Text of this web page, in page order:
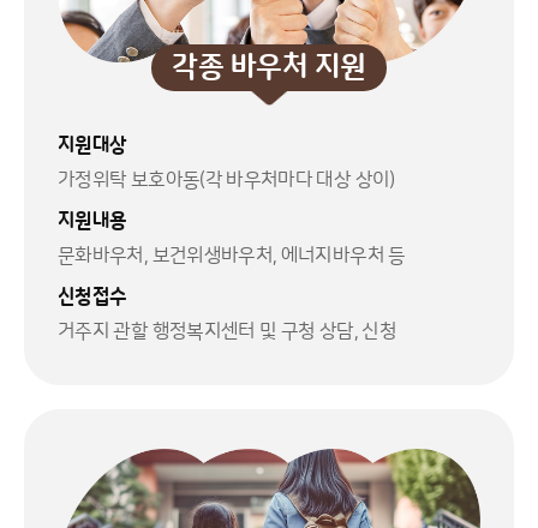
각종 바우처 지원
지원대상
가정위탁 보호아동(각 바우처마다 대상 상이)
지원내용
문화바우처, 보건위생바우처, 에너지바우처 등
신청접수
거주지 관할 행정복지센터 및 구청 상담, 신청